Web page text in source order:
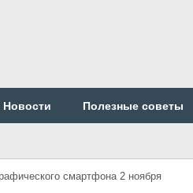
Новости Полезные советы
смартфона 2 ноября